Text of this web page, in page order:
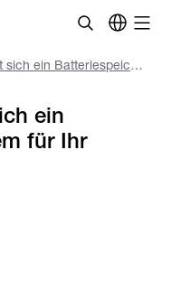
PV Speicher: Lohnt sich ein Batteriespeichersystem für Ihr Zuhause?
ein
für Ihr